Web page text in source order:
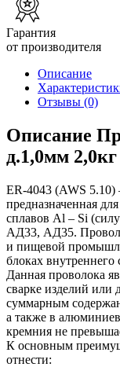
Гарантия
от производителя
Описание
Отзывы (0)
Описание
д.1,0мм
ER-4043 (AWS 5.10)
предназначенная
сплавов Al – Si
АД33, АД35.
и пищевой
блоках
Данная проволока
сварке изделий или
суммарным
а также в
кремния не
К основным
отнести: